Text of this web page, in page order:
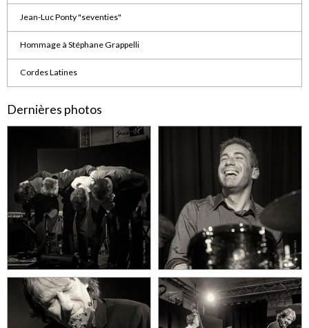
Jean-Luc Ponty "seventies"
Hommage à Stéphane Grappelli
Cordes Latines
Dernières photos